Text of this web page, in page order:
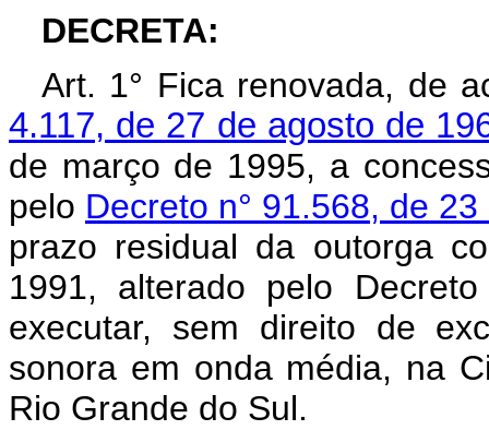
DECRETA:
Art. 1° Fica renovada, de
4.117, de 27 de agosto de
de março de 1995, a
pelo Decreto n° 91.568, de
prazo residual da outorga
1991, alterado pelo
executar, sem direito de
sonora em onda média, na
Rio Grande do Sul.